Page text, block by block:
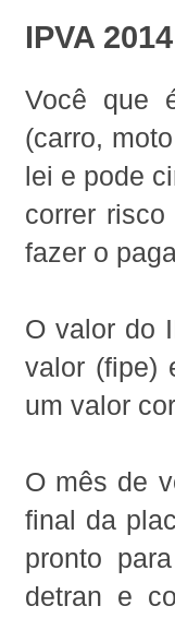
IPVA
Você que
(carro,
lei e pode
correr
fazer o
O valor do
valor (fipe)
um valor
O mês de
final da
pronto
detran e